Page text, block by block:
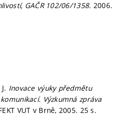
GAČR 102/06/1358. 2006.
Inovace výuky předmětu
Výzkumná zpráva
VUT v Brně, 2005. 25 s.